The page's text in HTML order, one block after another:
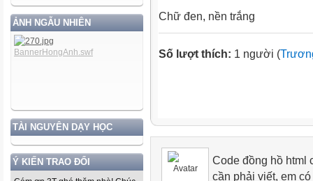
ẢNH NGẪU NHIÊN
TÀI NGUYÊN DẠY HỌC
Ý KIẾN TRAO ĐỔI
Chữ đen, nền trắng
Số lượt thích: 1 người (
Code đồng hồ html
cần phải viết, em